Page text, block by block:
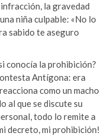
la gravedad
niña culpable: «No lo
sabido te aseguro
conocía la prohibición?
Antígona: era
como un macho
al que se discute su
todo lo remite a
decreto, mi prohibición!